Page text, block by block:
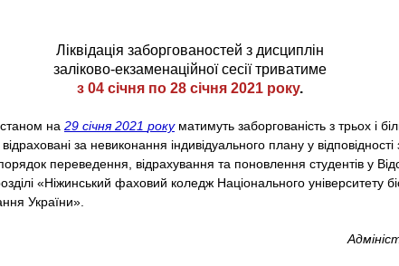
Ліквідація заборгованостей з дисциплін
заліково-екзаменаційної сесії триватиме
з 04 січня по 28 січня 2021 року.
на 29 січня 2021 рокуматимуть заборгованість з трьох і
за невиконання індивідуального плану у
переведення, відрахування та поновлення студентів у
«Ніжинський фаховий коледж Національного університету
України».